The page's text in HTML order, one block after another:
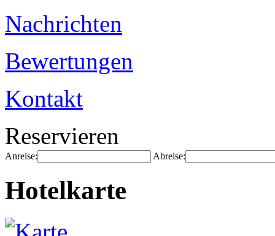
Nachrichten
Bewertungen
Kontakt
Reservieren
Anreise: Abreise:
Hotelkarte